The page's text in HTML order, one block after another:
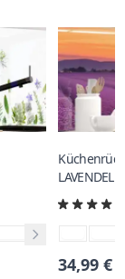
34,99 €